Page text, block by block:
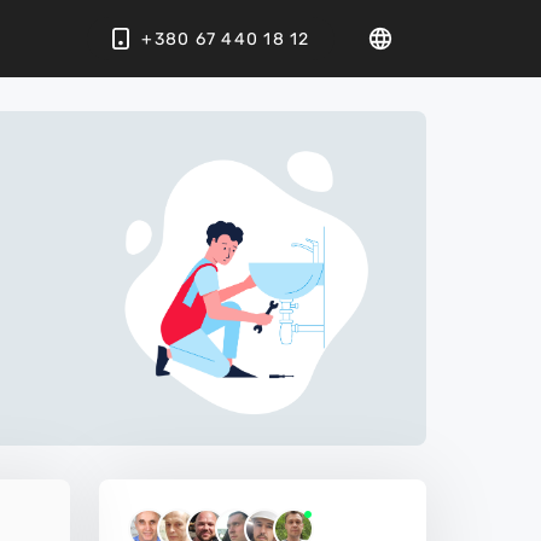
+380 67 440 18 12